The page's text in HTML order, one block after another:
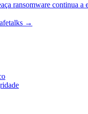
ransomware continua a
→